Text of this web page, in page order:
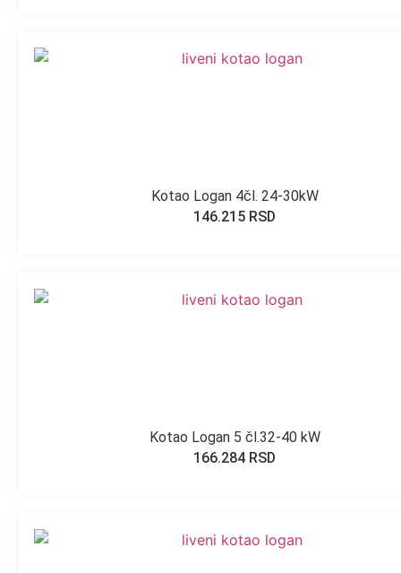
Kotao Logan 4čl. 24-30kW
146.215 RSD
Kotao Logan 5 čl.32-40 kW
166.284 RSD